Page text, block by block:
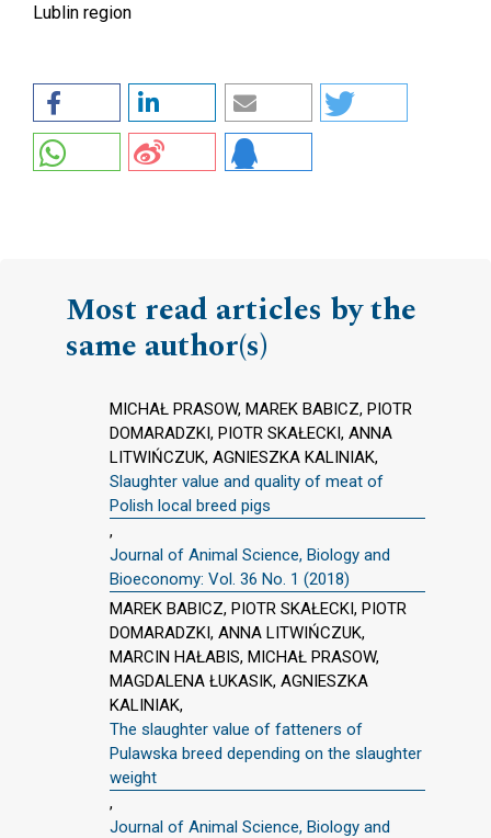
Lublin region
Most read articles by the
same author(s)
MICHAŁ PRASOW, MAREK BABICZ, PIOTR
DOMARADZKI, PIOTR SKAŁECKI, ANNA
LITWIŃCZUK, AGNIESZKA KALINIAK,
Slaughter value and quality of meat of
Polish local breed pigs
,
Journal of Animal Science, Biology and
Bioeconomy: Vol. 36 No. 1 (2018)
MAREK BABICZ, PIOTR SKAŁECKI, PIOTR
DOMARADZKI, ANNA LITWIŃCZUK,
MARCIN HAŁABIS, MICHAŁ PRASOW,
MAGDALENA ŁUKASIK, AGNIESZKA
KALINIAK,
The slaughter value of fatteners of
Pulawska breed depending on the slaughter
weight
,
Journal of Animal Science, Biology and